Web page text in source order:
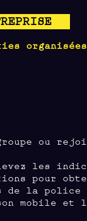
ou
les
pour
de la police
mobile et